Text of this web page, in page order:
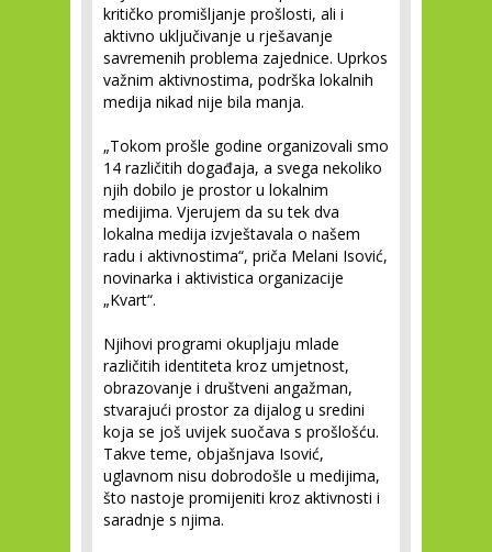
kritičko promišljanje prošlosti, ali i
aktivno uključivanje u rješavanje
savremenih problema zajednice. Uprkos
važnim aktivnostima, podrška lokalnih
medija nikad nije bila manja.
„Tokom prošle godine organizovali smo
14 različitih događaja, a svega nekoliko
njih dobilo je prostor u lokalnim
medijima. Vjerujem da su tek dva
lokalna medija izvještavala o našem
radu i aktivnostima“, priča Melani Isović,
novinarka i aktivistica organizacije
„Kvart“.
Njihovi programi okupljaju mlade
različitih identiteta kroz umjetnost,
obrazovanje i društveni angažman,
stvarajući prostor za dijalog u sredini
koja se još uvijek suočava s prošlošću.
Takve teme, objašnjava Isović,
uglavnom nisu dobrodošle u medijima,
što nastoje promijeniti kroz aktivnosti i
saradnje s njima.